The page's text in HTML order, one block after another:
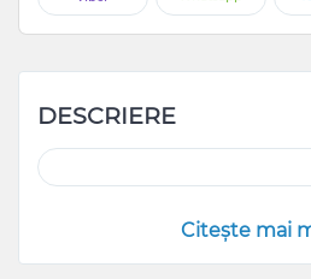
DESCRIERE
Citeşte mai